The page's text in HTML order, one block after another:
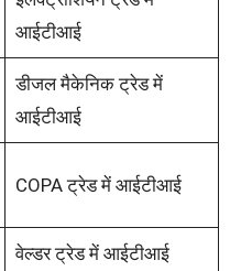
आईटीआई
डीजल मैकेनिक ट्रेड में
आईटीआई
COPA ट्रेड में आईटीआई
वेल्डर ट्रेड में आईटीआई